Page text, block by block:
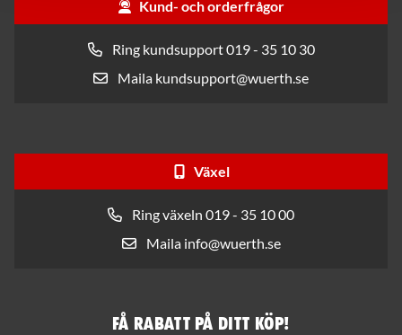
Kund- och orderfrågor
Ring kundsupport 019 - 35 10 30
Maila kundsupport@wuerth.se
Växel
Ring växeln 019 - 35 10 00
Maila info@wuerth.se
Få rabatt på ditt köp!